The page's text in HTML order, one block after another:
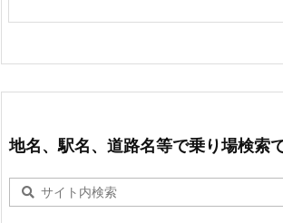
地名、駅名、道路名等で乗り場検索